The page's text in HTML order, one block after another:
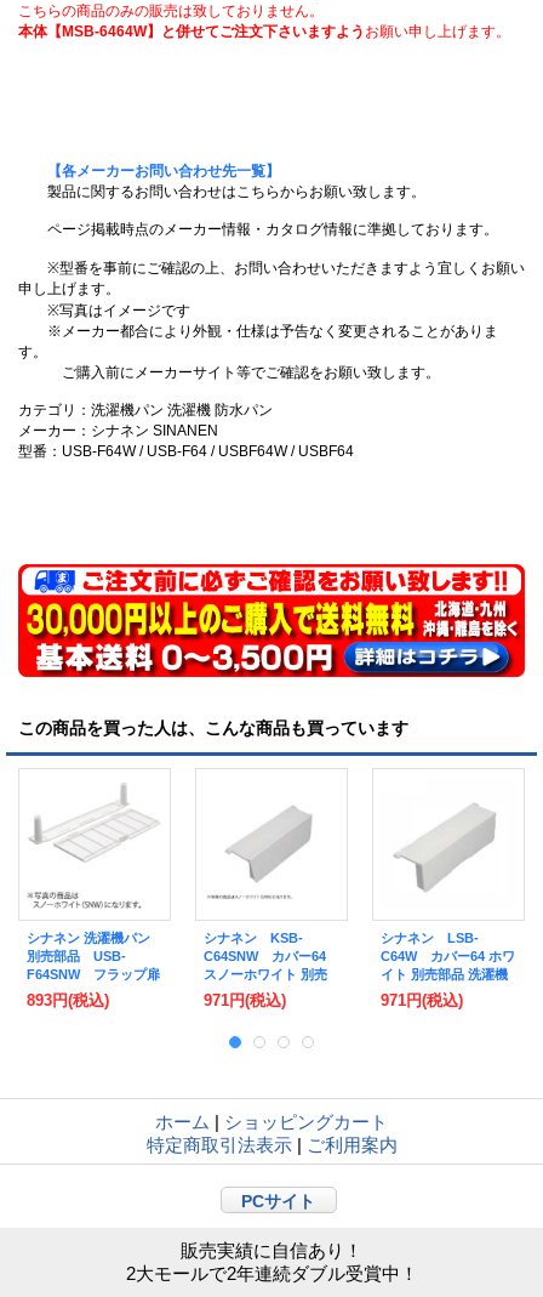
こちらの商品のみの販売は致しておりません。
本体【MSB-6464W】と併せてご注文下さいますよう お願い申し上げます。
【各メーカーお問い合わせ先一覧】
製品に関するお問い合わせはこちらからお願い致します。
ページ掲載時点のメーカー情報・カタログ情報に準拠しております。
※型番を事前にご確認の上、お問い合わせいただきますよう宜しくお願い
申し上げます。
※写真はイメージです
※メーカー都合により外観・仕様は予告なく変更されることがありま
す。
ご購入前にメーカーサイト等でご確認をお願い致します。
カテゴリ：洗濯機パン 洗濯機 防水パン
メーカー：シナネン SINANEN
型番：USB-F64W / USB-F64 / USBF64W / USBF64
この商品を買った人は、こんな商品も買っています
シナネン 洗濯機パン
別売部品 USB-
F64SNW フラップ扉
スノーホワイト
[♪■【本体同時購入の
893円(税込)
シナネン KSB-
C64SNW カバー64
スノーホワイト 別売
部品 洗濯機パン用
[■♪【本体同時購入の
971円(税込)
シナネン LSB-
C64W カバー64 ホワ
イト 別売部品 洗濯機
パン用 [■♪【本体同時
購入のみ】]
971円(税込)
ホーム | ショッピングカート
特定商取引法表示 | ご利用案内
PCサイト
販売実績に自信あり！
2大モールで2年連続ダブル受賞中！